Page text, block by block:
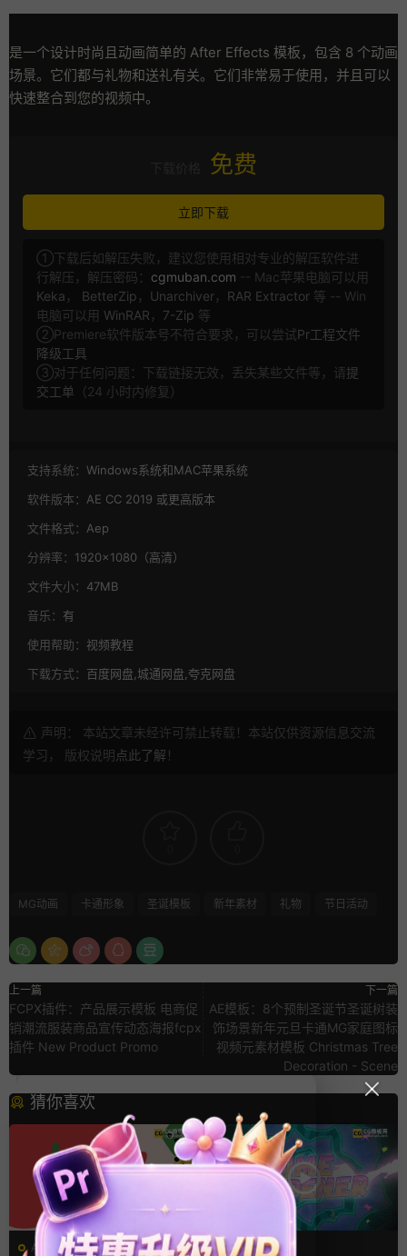
是一个设计时尚且动画简单的 After Effects 模板，包含 8 个动画
场景。它们都与礼物和送礼有关。它们非常易于使用，并且可以
快速整合到您的视频中。
免费
立即下载
①下载后如解压失败，建议您使用相对专业的解压软件进
行解压，解压密码： cgmuban.com -- Mac苹果电脑可以用
Keka ， BetterZip ， Unarchiver， RAR Extractor 等 -- Win
电脑可以用 WinRAR ， 7-Zip 等
②Premiere软件版本号不符合要求，可以尝试Pr工程文件
降级工具
③对于任何问题：下载链接无效，丢失某些文件等，请提
交工单 （24 小时内修复）
支持系统： Windows系统和MAC苹果系统
软件版本： AE CC 2019 或更高版本
文件格式： Aep
分辨率： 1920×1080（高清）
文件大小： 47MB
音乐： 有
使用帮助： 视频教程
下载方式： 百度网盘,城通网盘,夸克网盘
声明： 本站文章未经许可禁止转载！本站仅供资源信息交流
学习， 版权说明点此了解 ！
MG动画 卡通形象 圣诞模板 新年素材 礼物 节日活动
上一篇
FCPX插件：产品展示模板 电商促
销潮流服装商品宣传动态海报fcpx
插件 New Product Promo
下一篇
AE模板：8个预制圣诞节圣诞树装
饰场景新年元旦卡通MG家庭图标
视频元素材模板 Christmas Tree
Decoration - Scene
猜你喜欢
AE模板 AE模板